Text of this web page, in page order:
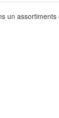
un